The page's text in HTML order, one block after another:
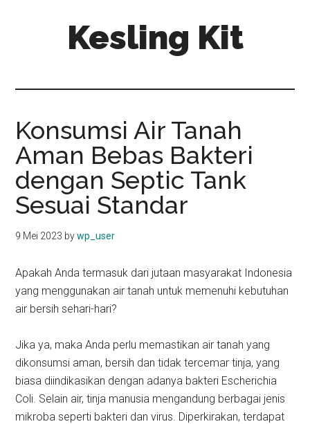
Kesling Kit
Konsumsi Air Tanah
Aman Bebas Bakteri
dengan Septic Tank
Sesuai Standar
9 Mei 2023 bywp_user
Apakah Anda termasuk dari jutaan masyarakat Indonesia
yang menggunakan air tanah untuk memenuhi kebutuhan
air bersih sehari-hari?
Jika ya, maka Anda perlu memastikan air tanah yang
dikonsumsi aman, bersih dan tidak tercemar tinja, yang
biasa diindikasikan dengan adanya bakteri Escherichia
Coli. Selain air, tinja manusia mengandung berbagai jenis
mikroba seperti bakteri dan virus. Diperkirakan, terdapat